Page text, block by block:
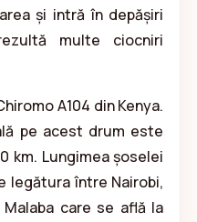
și intră în depășiri
multe ciocniri
A104 din Kenya.
pe acest drum este
km. Lungimea șoselei
legătura între Nairobi,
care se află la